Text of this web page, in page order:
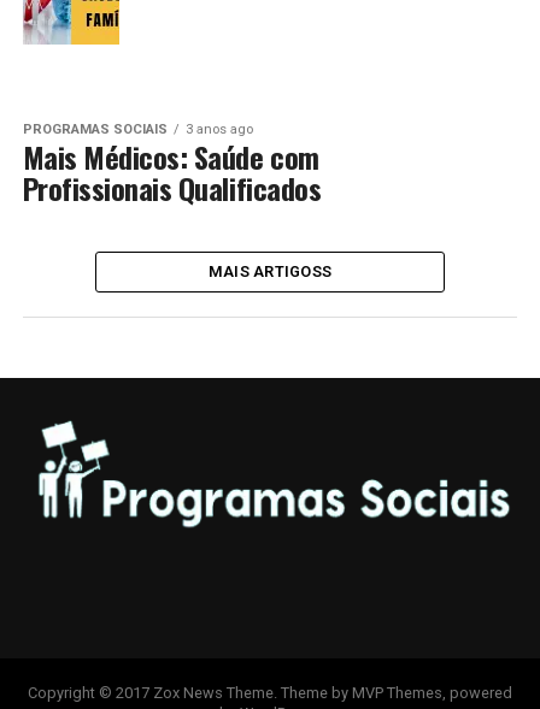
PROGRAMAS SOCIAIS 3 anos ago
Mais Médicos: Saúde com
Profissionais Qualificados
MAIS ARTIGOSS
Copyright © 2017 Zox News Theme. Theme by MVP Themes, powered